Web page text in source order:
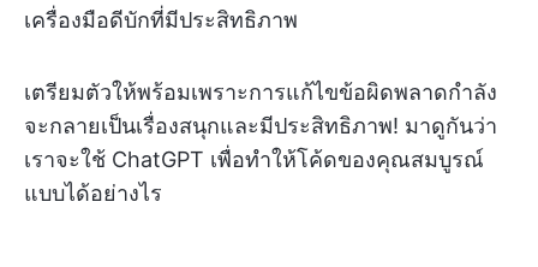
เครื่องมือดีบักที่มีประสิทธิภาพ
เตรียมตัวให้พร้อมเพราะการแก้ไขข้อผิดพลาดกำลัง
จะกลายเป็นเรื่องสนุกและมีประสิทธิภาพ! มาดูกันว่า
เราจะใช้ ChatGPT เพื่อทำให้โค้ดของคุณสมบูรณ์
แบบได้อย่างไร